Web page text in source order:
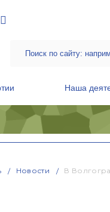
Наша
Новости В